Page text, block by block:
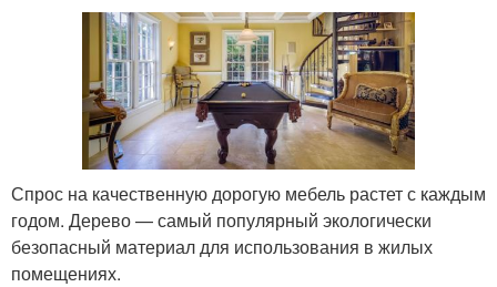
Спрос на качественную дорогую мебель растет с каждым
годом. Дерево — самый популярный экологически
безопасный материал для использования в жилых
помещениях.